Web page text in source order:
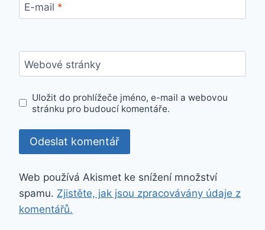
E-mail *
Webové stránky
Uložit do prohlížeče jméno, e-mail a webovou
stránku pro budoucí komentáře.
Web používá Akismet ke snížení množství
spamu. Zjistěte, jak jsou zpracovávány údaje z
komentářů.